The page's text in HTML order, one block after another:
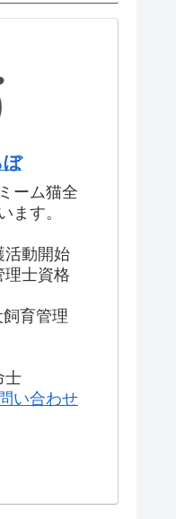
ぼ
ーム猫全
ます。
活動開始
理士資格
育管理
士
い合わせ